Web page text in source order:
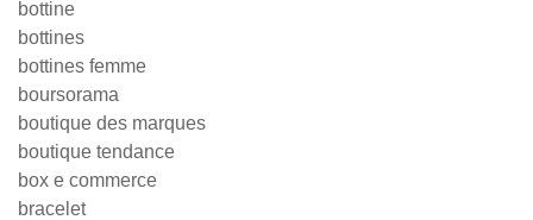
bottine
bottines
bottines femme
boursorama
boutique des marques
boutique tendance
box e commerce
bracelet